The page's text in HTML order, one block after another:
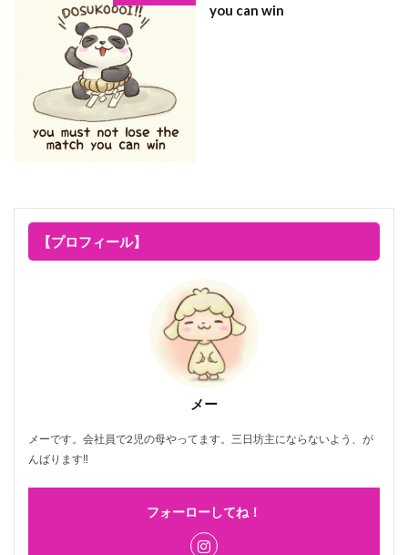
you can win
【プロフィール】
メー
メーです。会社員で2児の母やってます。三日坊主にならないよう、が
んばります‼
フォーローしてね！